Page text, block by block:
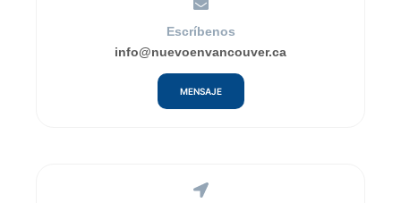
Escríbenos
info@nuevoenvancouver.ca
MENSAJE